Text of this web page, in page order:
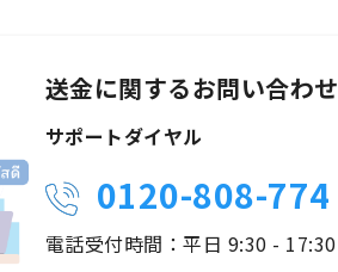
送金に関するお問い合わせ
サポートダイヤル
0120-808-774
電話受付時間：平日 9:30 - 17:30